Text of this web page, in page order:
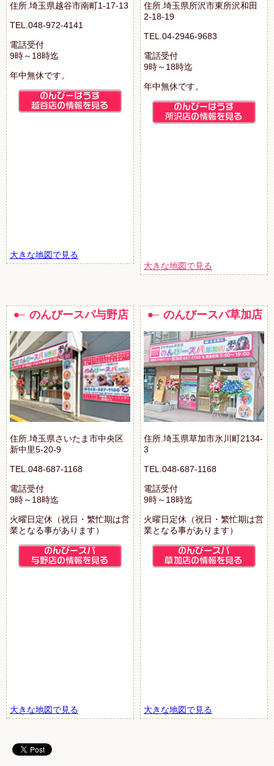
住所.埼玉県越谷市南町1-17-13
TEL.048-972-4141
電話受付
9時～18時迄
年中無休です。
大きな地図で見る
住所.埼玉県所沢市東所沢和田
2-18-19
TEL.04-2946-9683
電話受付
9時～18時迄
年中無休です。
大きな地図で見る
のんびースパ与野店
住所.埼玉県さいたま市中央区
新中里5-20-9
TEL.048-687-1168
電話受付
9時～18時迄
火曜日定休（祝日・繁忙期は営
業となる事があります）
大きな地図で見る
のんびースパ草加店
住所.埼玉県草加市氷川町2134-
3
TEL.048-687-1168
電話受付
9時～18時迄
火曜日定休（祝日・繁忙期は営
業となる事があります）
大きな地図で見る